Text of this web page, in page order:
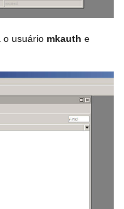
o usuário mkauth e